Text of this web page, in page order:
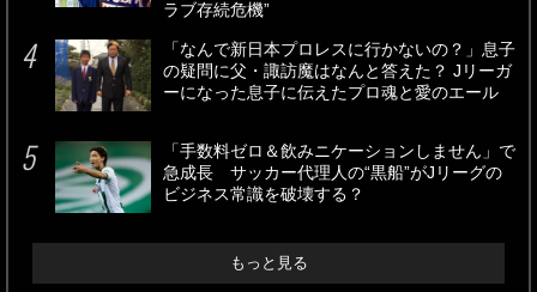
ラブ存続危機”
「なんで新日本プロレスに行かないの？」息子
の疑問に父・諏訪魔はなんと答えた？ Jリーガ
ーになった息子に伝えたプロ魂と愛のエール
「手数料ゼロ＆飲みニケーションしません」で
急成長 サッカー代理人の“黒船”がJリーグの
ビジネス常識を破壊する？
もっと見る